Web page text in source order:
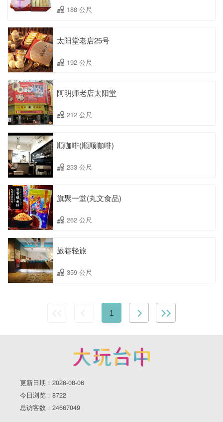
188 公尺
太阳堂老店25号
192 公尺
阿明师老店太阳堂
212 公尺
顺咖啡(顺顺咖啡)
233 公尺
旗聚一堂(丸文食品)
262 公尺
旅巷轻旅
359 公尺
1
更新日期：2026-08-06
今日浏览：8722
总访客数：24667049